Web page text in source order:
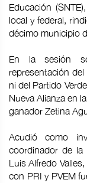
Educación
local y federal,
décimo municipio
En la sesión
representación
ni del Partido
Nueva Alianza en
ganador Zetina
Acudió como
coordinador de la
Luis Alfredo
con PRI y PVEM